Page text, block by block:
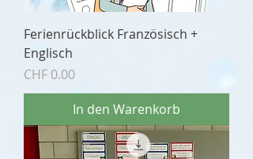
Ferienrückblick Französisch +
Englisch
Preis
CHF 0.00
In den Warenkorb